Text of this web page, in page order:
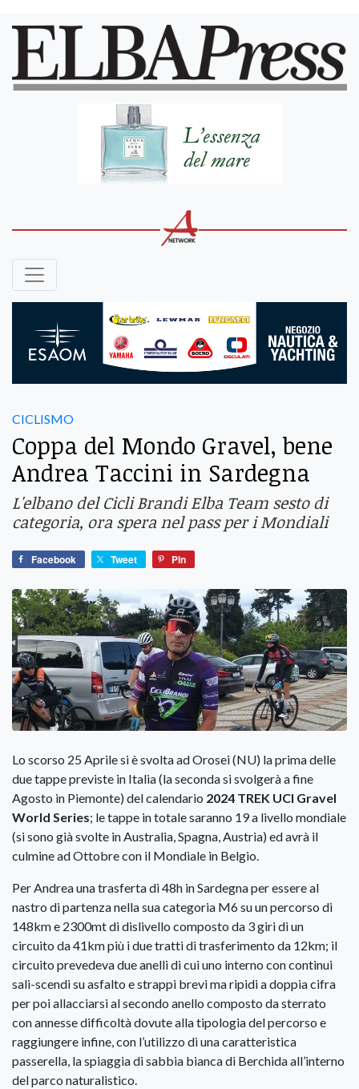
CICLISMO
Coppa del Mondo Gravel, bene
Andrea Taccini in Sardegna
L'elbano del Cicli Brandi Elba Team sesto di
categoria, ora spera nel pass per i Mondiali
Facebook Tweet Pin
Lo scorso 25 Aprile si è svolta ad Orosei (NU) la prima delle
due tappe previste in Italia (la seconda si svolgerà a fine
Agosto in Piemonte) del calendario 2024 TREK UCI Gravel
World Series; le tappe in totale saranno 19 a livello mondiale
(si sono già svolte in Australia, Spagna, Austria) ed avrà il
culmine ad Ottobre con il Mondiale in Belgio.
Per Andrea una trasferta di 48h in Sardegna per essere al
nastro di partenza nella sua categoria M6 su un percorso di
148km e 2300mt di dislivello composto da 3 giri di un
circuito da 41km più i due tratti di trasferimento da 12km; il
circuito prevedeva due anelli di cui uno interno con continui
sali-scendi su asfalto e strappi brevi ma ripidi a doppia cifra
per poi allacciarsi al secondo anello composto da sterrato
con annesse difficoltà dovute alla tipologia del percorso e
raggiungere infine, con l’utilizzo di una caratteristica
passerella, la spiaggia di sabbia bianca di Berchida all’interno
del parco naturalistico.